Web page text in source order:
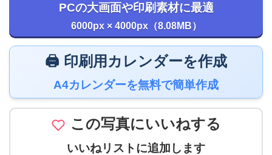
PCの大画面や印刷素材に最適
6000px × 4000px（8.08MB）
🖨️ 印刷用カレンダーを作成
A4カレンダーを無料で簡単作成
この写真にいいねする
いいねリストに追加します